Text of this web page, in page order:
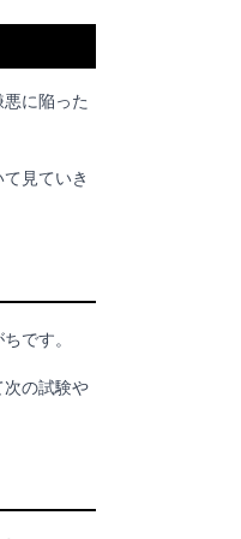
に陥った
見ていき
です。
次の試験や